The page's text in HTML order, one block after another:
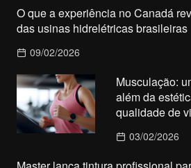
O que a experiência no Canadá
das usinas hidrelétricas brasileiras
09/02/2026
Musculação:
além da
qualidade de
03/02/2026